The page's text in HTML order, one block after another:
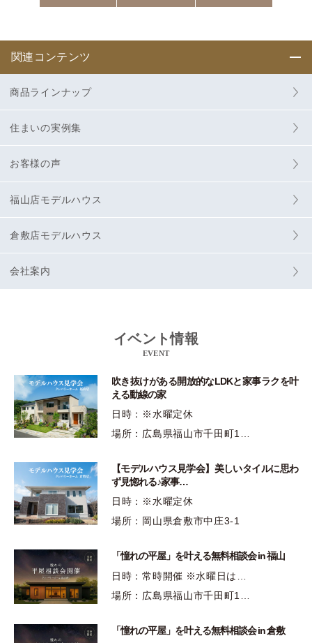
関連コンテンツ
商品ラインナップ
住まいの実例集
お客様の声
福山店モデルハウス
倉敷店モデルハウス
会社案内
イベント情報
EVENT
吹き抜けがある開放的なLDKと家事ラクを叶
える動線の家
日時：※水曜定休
場所：広島県福山市千田町1…
【モデルハウス見学会】美しいタイルに思わ
ず見惚れる♪家事…
日時：※水曜定休
場所：岡山県倉敷市中庄3-1
「憧れの平屋」を叶える無料相談会 in 福山
日時：常時開催 ※水曜日は…
場所：広島県福山市千田町1…
「憧れの平屋」を叶える無料相談会 in 倉敷